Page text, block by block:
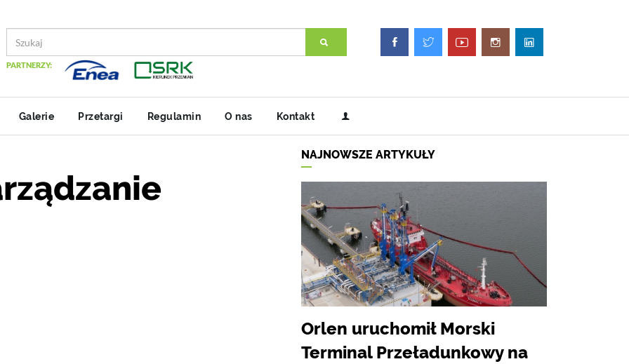
PARTNERZY:
Galerie Przetargi Regulamin O nas Kontakt
NAJNOWSZE ARTYKUŁY
Orlen uruchomił Morski
Terminal Przeładunkowy na